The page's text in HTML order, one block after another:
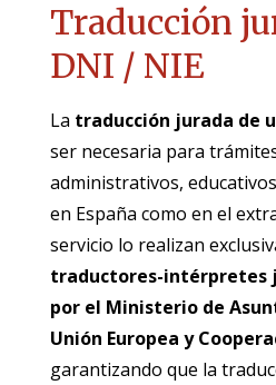
Traducción
DNI / NIE
La traducción jurada de
ser necesaria para
administrativos,
en España como en el
servicio lo realizan
traductores-intérpretes
por el Ministerio de
Unión Europea y
garantizando que la